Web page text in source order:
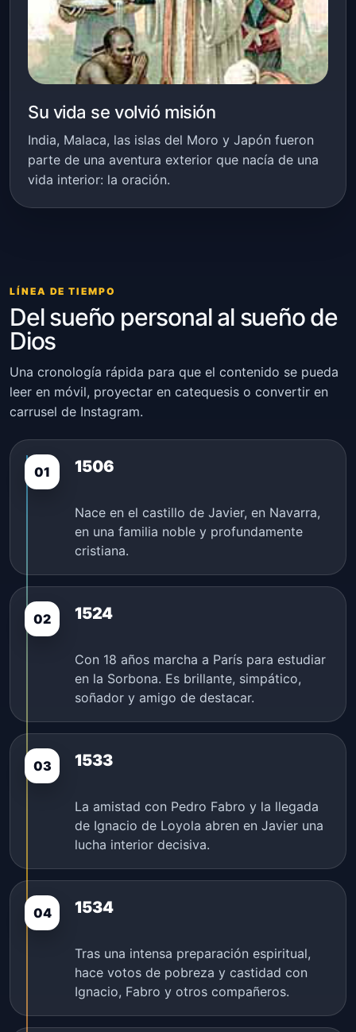
Su vida se volvió misión
India, Malaca, las islas del Moro y Japón fueron
parte de una aventura exterior que nacía de una
vida interior: la oración.
LÍNEA DE TIEMPO
Del sueño personal al sueño de
Dios
Una cronología rápida para que el contenido se pueda
leer en móvil, proyectar en catequesis o convertir en
carrusel de Instagram.
01 1506
Nace en el castillo de Javier, en Navarra,
en una familia noble y profundamente
cristiana.
02 1524
Con 18 años marcha a París para estudiar
en la Sorbona. Es brillante, simpático,
soñador y amigo de destacar.
03 1533
La amistad con Pedro Fabro y la llegada
de Ignacio de Loyola abren en Javier una
lucha interior decisiva.
04 1534
Tras una intensa preparación espiritual,
hace votos de pobreza y castidad con
Ignacio, Fabro y otros compañeros.